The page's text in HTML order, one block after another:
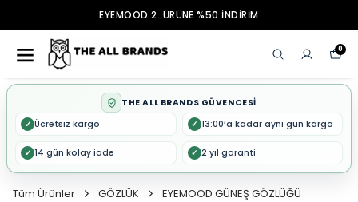
EYEMOOD 2. ÜRÜNE %50 İNDİRİM
0
THE ALL BRANDS GÜVENCESİ
✓ Ücretsiz kargo ✓ 13:00’a kadar aynı gün kargo
✓ 14 gün kolay iade ✓ 2 yıl garanti
Tüm Ürünler GÖZLÜK EYEMOOD GÜNEŞ GÖZLÜĞÜ